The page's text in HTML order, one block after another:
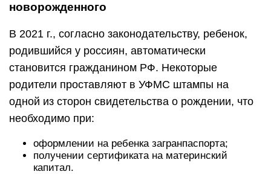
новорожденного
В 2021 г., согласно законодательству, ребенок,
родившийся у россиян, автоматически
становится гражданином РФ. Некоторые
родители проставляют в УФМС штампы на
одной из сторон свидетельства о рождении, что
необходимо при:
оформлении на ребенка загранпаспорта;
получении сертификата на материнский
капитал.